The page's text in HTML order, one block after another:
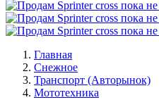
Главная
Снежное
Транспорт (Авторынок)
Мототехника